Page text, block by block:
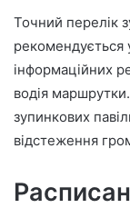
Точний перелік
рекомендується
інформаційних
водія
зупинкових
відстеження